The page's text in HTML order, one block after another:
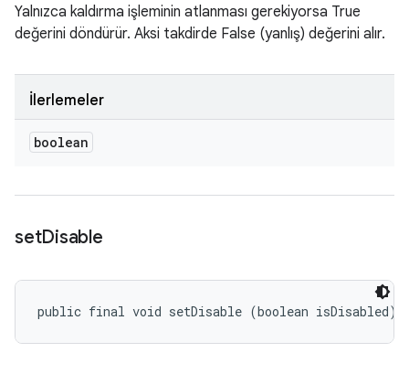
Yalnızca kaldırma işleminin atlanması gerekiyorsa True
değerini döndürür. Aksi takdirde False (yanlış) değerini alır.
İlerlemeler
boolean
setDisable
public final void setDisable (boolean isDisabled)